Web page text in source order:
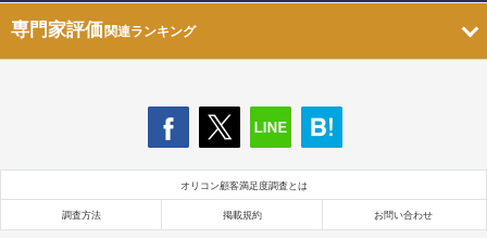
専門家評価関連ランキング
オリコン顧客満足度調査とは
調査方法 掲載規約 お問い合わせ